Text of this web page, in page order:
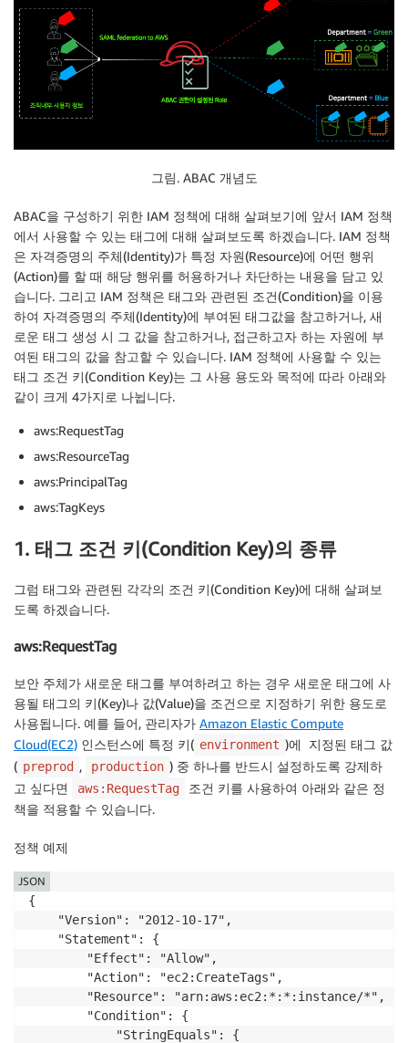
그림. ABAC 개념도
ABAC을 구성하기 위한 IAM 정책에 대해 살펴보기에 앞서 IAM 정책
에서 사용할 수 있는 태그에 대해 살펴보도록 하겠습니다. IAM 정책
은 자격증명의 주체(Identity)가 특정 자원(Resource)에 어떤 행위
(Action)를 할 때 해당 행위를 허용하거나 차단하는 내용을 담고 있
습니다. 그리고 IAM 정책은 태그와 관련된 조건(Condition)을 이용
하여 자격증명의 주체(Identity)에 부여된 태그값을 참고하거나, 새
로운 태그 생성 시 그 값을 참고하거나, 접근하고자 하는 자원에 부
여된 태그의 값을 참고할 수 있습니다. IAM 정책에 사용할 수 있는
태그 조건 키(Condition Key)는 그 사용 용도와 목적에 따라 아래와
같이 크게 4가지로 나뉩니다.
aws:RequestTag
aws:ResourceTag
aws:PrincipalTag
aws:TagKeys
1. 태그 조건 키(Condition Key)의 종류
그럼 태그와 관련된 각각의 조건 키(Condition Key)에 대해 살펴보
도록 하겠습니다.
aws:RequestTag
보안 주체가 새로운 태그를 부여하려고 하는 경우 새로운 태그에 사
용될 태그의 키(Key)나 값(Value)을 조건으로 지정하기 위한 용도로
사용됩니다. 예를 들어, 관리자가 Amazon Elastic Compute
Cloud(EC2) 인스턴스에 특정 키( environment )에 지정된 태그 값
( preprod , production ) 중 하나를 반드시 설정하도록 강제하
고 싶다면
aws:RequestTag
조건 키를 사용하여 아래와 같은 정
책을 적용할 수 있습니다.
정책 예제
{
    "Version": "2012-10-17",
    "Statement": {
        "Effect": "Allow",
        "Action": "ec2:CreateTags",
        "Resource": "arn:aws:ec2:*:*:instance/*",
        "Condition": {
            "StringEquals": {
JSON